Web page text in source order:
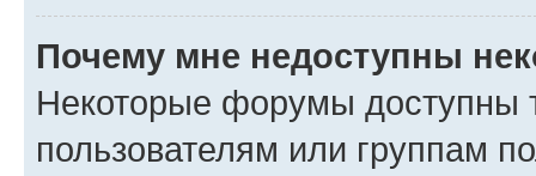
Почему мне недоступны
Некоторые форумы доступны
пользователям или группам